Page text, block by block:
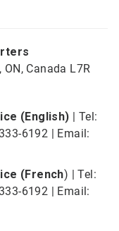
Canada L7R
(English) | Tel:
6192 | Email:
(French) | Tel:
6192 | Email: